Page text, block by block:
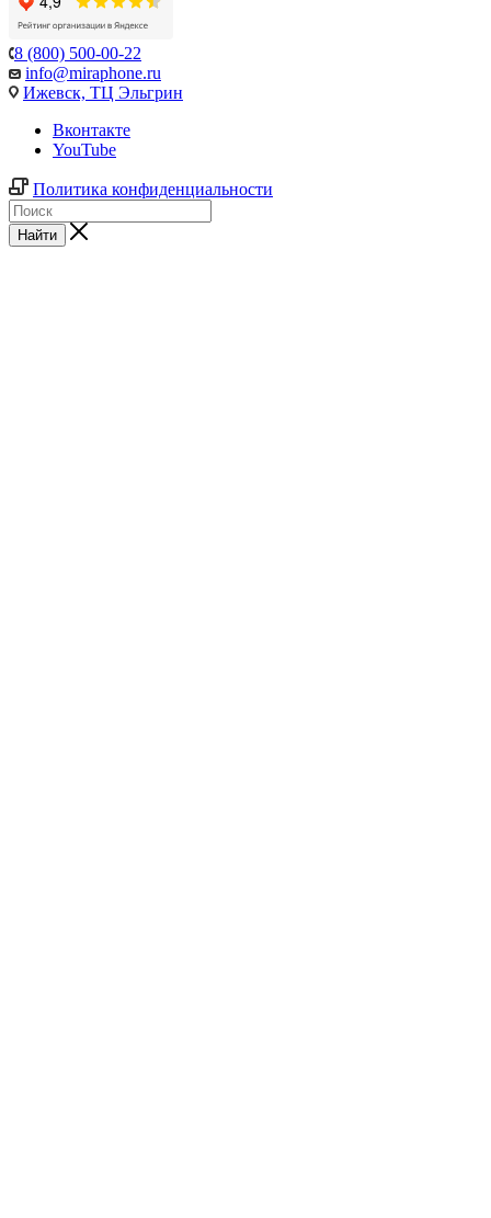
8 (800) 500-00-22
info@miraphone.ru
Ижевск, ТЦ Эльгрин
Вконтакте
YouTube
Политика конфиденциальности
Найти